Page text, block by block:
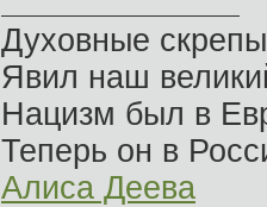
Духовные
Явил наш
Нацизм был в
Теперь он в
Алиса Деева